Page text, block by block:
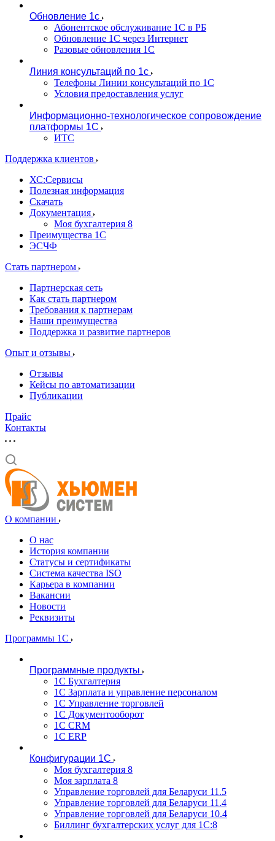
Обновление 1с
Абонентское обслуживание 1С в РБ
Обновление 1С через Интернет
Разовые обновления 1С
Линия консультаций по 1с
Телефоны Линии консультаций по 1С
Условия предоставления услуг
Информационно-технологическое сопровождение
платформы 1С
ИТС
Поддержка клиентов
ХС:Сервисы
Полезная информация
Скачать
Документация
Моя бухгалтерия 8
Преимущества 1С
ЭСЧФ
Стать партнером
Партнерская сеть
Как стать партнером
Требования к партнерам
Наши преимущества
Поддержка и развитие партнеров
Опыт и отзывы
Отзывы
Кейсы по автоматизации
Публикации
Прайс
Контакты
О компании
О нас
История компании
Статусы и сертификаты
Система качества ISO
Карьера в компании
Вакансии
Новости
Реквизиты
Программы 1С
Программные продукты
1С Бухгалтерия
1С Зарплата и управление персоналом
1С Управление торговлей
1С Документооборот
1С CRM
1С ERP
Конфигурации 1С
Моя бухгалтерия 8
Моя зарплата 8
Управление торговлей для Беларуси 11.5
Управление торговлей для Беларуси 11.4
Управление торговлей для Беларуси 10.4
Биллинг бухгалтерских услуг для 1С:8